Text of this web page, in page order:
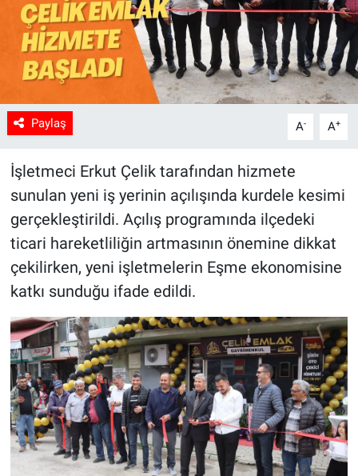
Paylaş A- A+
İşletmeci Erkut Çelik tarafından hizmete
sunulan yeni iş yerinin açılışında kurdele kesimi
gerçekleştirildi. Açılış programında ilçedeki
ticari hareketliliğin artmasının önemine dikkat
çekilirken, yeni işletmelerin Eşme ekonomisine
katkı sunduğu ifade edildi.